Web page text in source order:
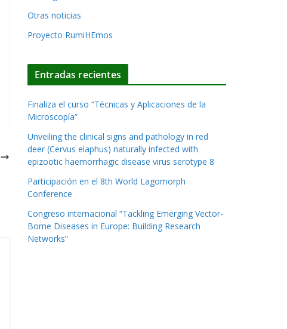
Otras noticias
Proyecto RumiHEmos
Entradas recientes
Finaliza el curso “Técnicas y Aplicaciones de la
Microscopía”
Unveiling the clinical signs and pathology in red
deer (Cervus elaphus) naturally infected with
epizootic haemorrhagic disease virus serotype 8
Participación en el 8th World Lagomorph
Conference
Congreso internacional “Tackling Emerging Vector-
Borne Diseases in Europe: Building Research
Networks”